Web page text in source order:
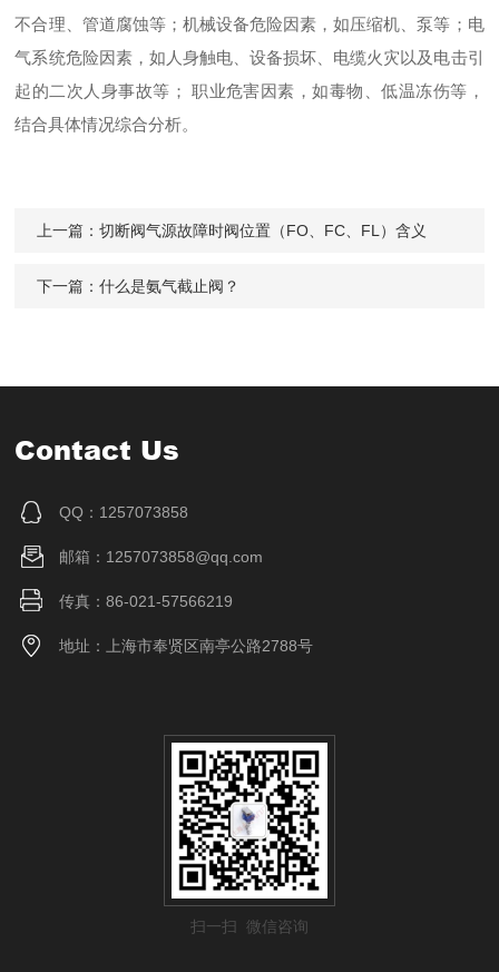
不合理、管道腐蚀等；机械设备危险因素，如压缩机、泵等；电
气系统危险因素，如人身触电、设备损坏、电缆火灾以及电击引
起的二次人身事故等； 职业危害因素，如毒物、低温冻伤等，
结合具体情况综合分析。
上一篇：切断阀气源故障时阀位置（FO、FC、FL）含义
下一篇：什么是氨气截止阀？
Contact Us
QQ：1257073858
邮箱：1257073858@qq.com
传真：86-021-57566219
地址：上海市奉贤区南亭公路2788号
扫一扫 微信咨询